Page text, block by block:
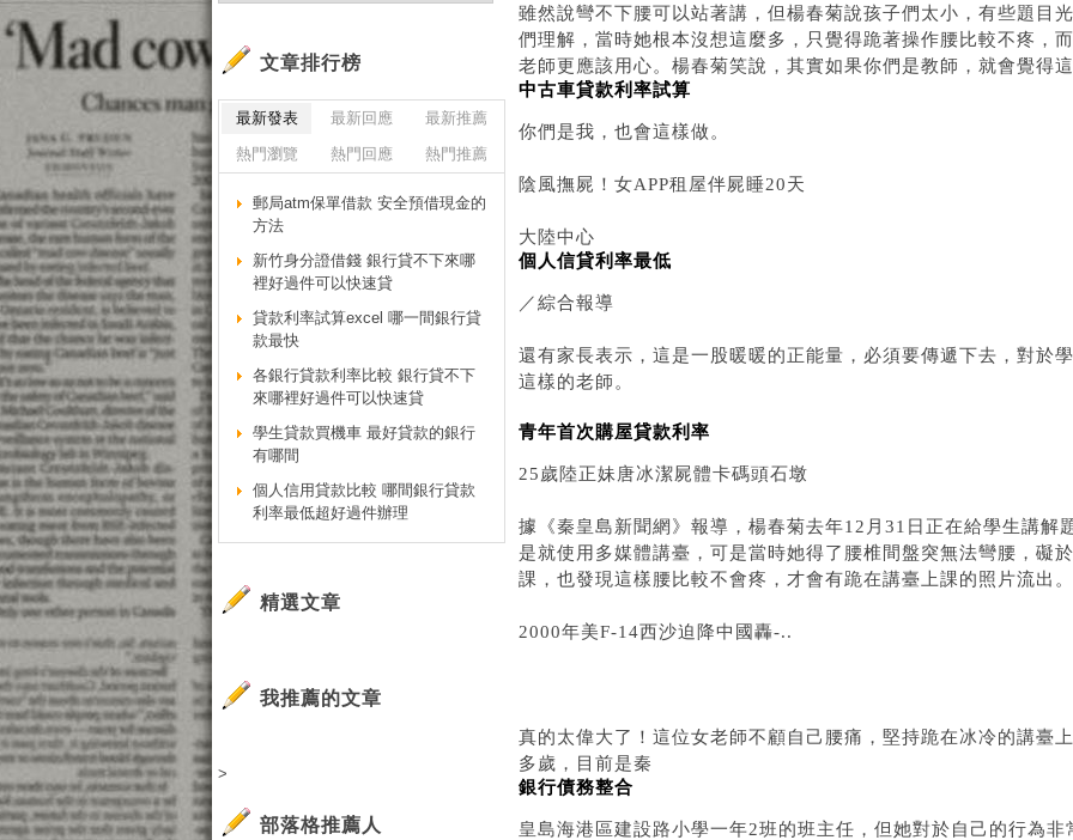
雖然說彎不下腰可以站著講，但楊春菊說孩子們太小，有些題目
們理解，當時她根本沒想這麼多，只覺得跪著操作腰比較不疼，
老師更應該用心。楊春菊笑說，其實如果你們是教師，就會覺得
中古車貸款利率試算
你們是我，也會這樣做。
陰風撫屍！女APP租屋伴屍睡20天
大陸中心
個人信貸利率最低
／綜合報導
還有家長表示，這是一股暖暖的正能量，必須要傳遞下去，對於
這樣的老師。
青年首次購屋貸款利率
25歲陸正妹唐冰潔屍體卡碼頭石墩
據《秦皇島新聞網》報導，楊春菊去年12月31日正在給學生講解
是就使用多媒體講臺，可是當時她得了腰椎間盤突無法彎腰，礙
課，也發現這樣腰比較不會疼，才會有跪在講臺上課的照片流出。
2000年美F-14西沙迫降中國轟-..
真的太偉大了！這位女老師不顧自己腰痛，堅持跪在冰冷的講臺
多歲，目前是秦
銀行債務整合
皇島海港區建設路小學一年2班的班主任，但她對於自己的行為
文章排行榜
最新發表 最新回應
最新推薦
熱門瀏覽
熱門回應 熱門推薦
郵局atm保單借款 安全預借現金的
方法
新竹身分證借錢 銀行貸不下來哪
裡好過件可以快速貸
貸款利率試算excel 哪一間銀行貸
款最快
各銀行貸款利率比較 銀行貸不下
來哪裡好過件可以快速貸
學生貸款買機車 最好貸款的銀行
有哪間
個人信用貸款比較 哪間銀行貸款
利率最低超好過件辦理
精選文章
我推薦的文章
>
部落格推薦人